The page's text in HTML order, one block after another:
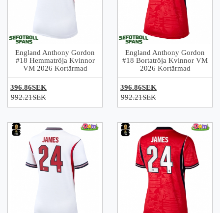
England Anthony Gordon
#18 Hemmatröja Kvinnor
VM 2026 Kortärmad
396.86SEK
992.21SEK
England Anthony Gordon
#18 Bortatröja Kvinnor VM
2026 Kortärmad
396.86SEK
992.21SEK